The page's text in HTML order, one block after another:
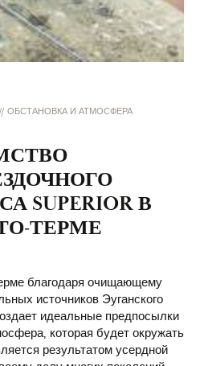
// ОБСТАНОВКА И АТМОСФЕРА
SUPERIOR В
ТЕРМЕ
благодаря очищающему
источников Эуганского
идеальные предпосылки
которая будет окружать
результатом усердной